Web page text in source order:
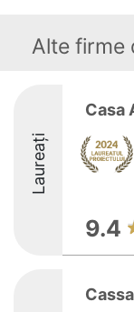
Alte firme
Laureați
Casa
9.4